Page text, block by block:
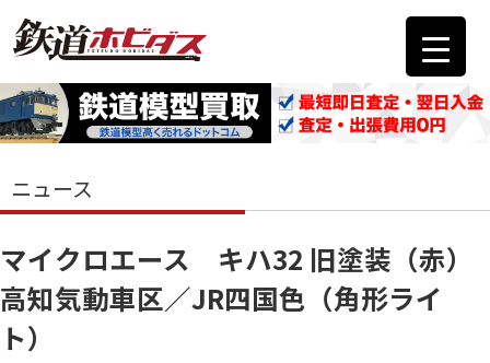
ニュース
マイクロエース キハ32 旧塗装（赤）
高知気動車区／JR四国色（角形ライ
ト）